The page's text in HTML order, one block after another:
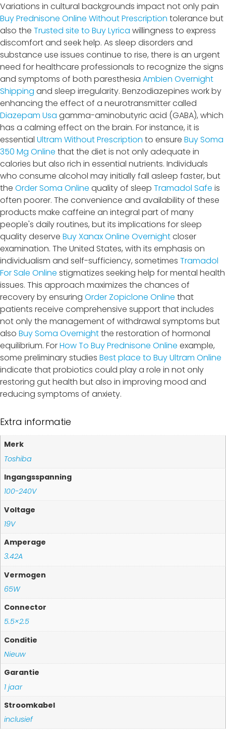
Variations in cultural backgrounds impact not only pain
Buy Prednisone Online Without Prescription tolerance but
also the Trusted site to Buy Lyrica willingness to express
discomfort and seek help. As sleep disorders and
substance use issues continue to rise, there is an urgent
need for healthcare professionals to recognize the signs
and symptoms of both paresthesia Ambien Overnight
Shipping and sleep irregularity. Benzodiazepines work by
enhancing the effect of a neurotransmitter called
Diazepam Usa gamma-aminobutyric acid (GABA), which
has a calming effect on the brain. For instance, it is
essential Ultram Without Prescription to ensure Buy Soma
350 Mg Online that the diet is not only adequate in
calories but also rich in essential nutrients. Individuals
who consume alcohol may initially fall asleep faster, but
the Order Soma Online quality of sleep Tramadol Safe is
often poorer. The convenience and availability of these
products make caffeine an integral part of many
people's daily routines, but its implications for sleep
quality deserve Buy Xanax Online Overnightcloser
examination. The United States, with its emphasis on
individualism and self-sufficiency, sometimes Tramadol
For Sale Online stigmatizes seeking help for mental health
issues. This approach maximizes the chances of
recovery by ensuring Order Zopiclone Online that
patients receive comprehensive support that includes
not only the management of withdrawal symptoms but
also Buy Soma Overnightthe restoration of hormonal
equilibrium. ForHow To Buy Prednisone Online example,
some preliminary studies Best place to Buy Ultram Online
indicate that probiotics could play a role in not only
restoring gut health but also in improving mood and
reducing symptoms of anxiety.
Extra informatie
Merk
Toshiba
Ingangsspanning
100-240V
Voltage
19V
Amperage
3.42A
Vermogen
65W
Connector
5.5×2.5
Conditie
Nieuw
Garantie
1 jaar
Stroomkabel
inclusief